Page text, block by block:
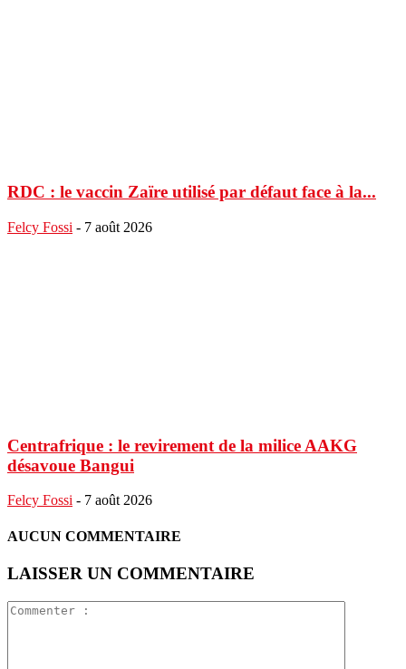
RDC : le vaccin Zaïre utilisé par défaut face à la...
Felcy Fossi - 7 août 2026
Centrafrique : le revirement de la milice AAKG
désavoue Bangui
Felcy Fossi - 7 août 2026
AUCUN COMMENTAIRE
LAISSER UN COMMENTAIRE